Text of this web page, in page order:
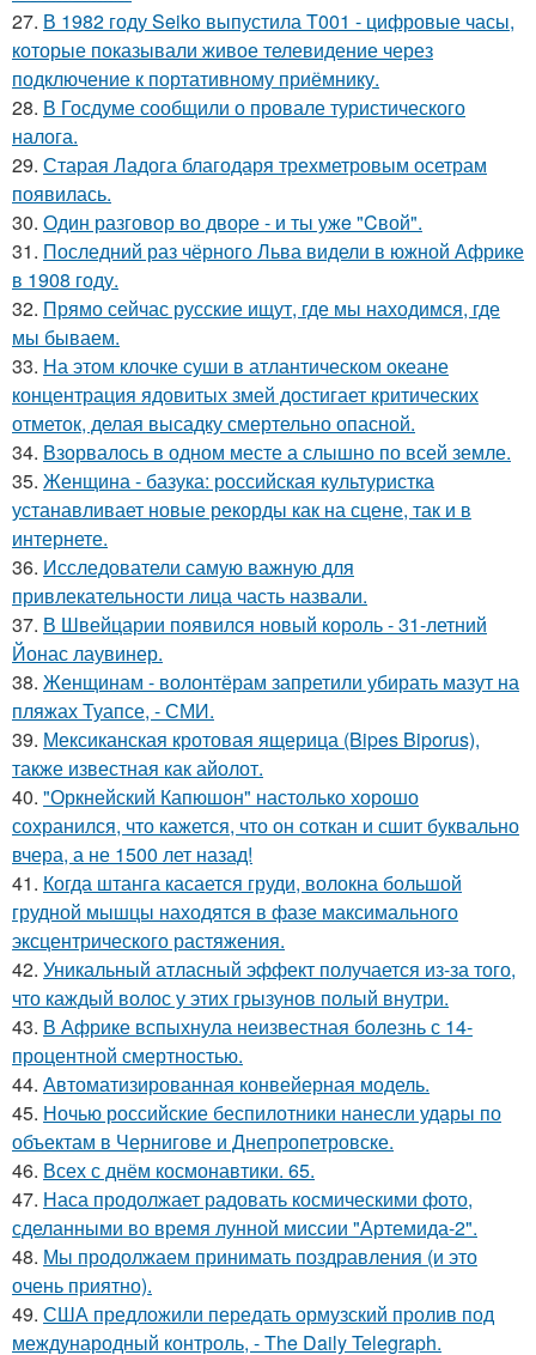
27. В 1982 году Seiko выпустила T001 - цифровые часы,
которые показывали живое телевидение через
подключение к портативному приёмнику.
28. В Госдуме сообщили о провале туристического
налога.
29. Старая Ладога благодаря трехметровым осетрам
появилась.
30. Один разговoр во двоpе - и ты ужe "Cвой".
31. Последний раз чёрного Льва видели в южной Африке
в 1908 году.
32. Прямо сейчас русские ищут, где мы находимся, где
мы бываем.
33. На этом клочке суши в атлантическом океане
концентрация ядовитых змей достигает критических
отметок, делая высадку смертельно опасной.
34. Взорвалось в одном месте а слышно по всей земле.
35. Женщина - базука: российская культуристка
устанавливает новые рекорды как на сцене, так и в
интернете.
36. Исследователи самую важную для
привлекательности лица часть назвали.
37. В Швейцарии появился новый король - 31-летний
Йонас лаувинер.
38. Женщинам - волонтёрам запретили убирать мазут на
пляжах Туапсе, - СМИ.
39. Мексиканская кротовая ящерица (Bipes Biporus),
также известная как айолот.
40. "Оркнейский Капюшон" настолько хорошо
сохранился, что кажется, что он соткан и сшит буквально
вчера, а не 1500 лет назад!
41. Когда штанга касается груди, волокна большой
грудной мышцы находятся в фазе максимального
эксцентрического растяжения.
42. Уникальный атласный эффект получается из-за того,
что каждый волос у этих грызунов полый внутри.
43. В Африке вспыхнула неизвестная болезнь с 14-
процентной смертностью.
44. Автоматизированная конвейерная модель.
45. Ночью российские беспилотники нанесли удары по
объектам в Чернигове и Днепропетровске.
46. Всех с днём космонавтики. 65.
47. Наса продолжает радовать космическими фото,
сделанными во время лунной миссии "Артемида-2".
48. Мы продолжаем принимать поздравления (и это
очень приятно).
49. США предложили передать ормузский пролив под
международный контроль, - The Daily Telegraph.